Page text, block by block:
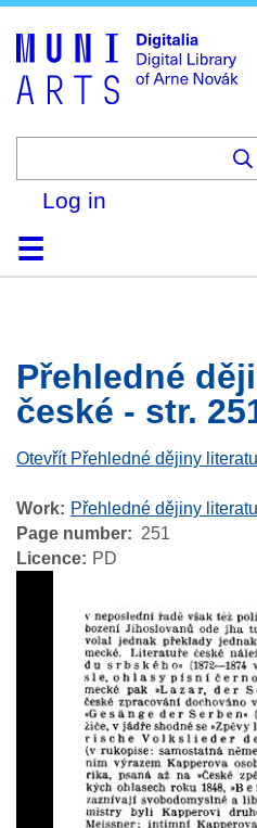
Log in
HomeBrowse
Search
About
HelpContact
Přehledné
české - str.
Otevřít Přehledné dějiny
Work
Přehledné dějiny
Page number
251
Licence
PD